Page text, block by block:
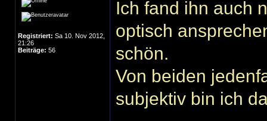
Registriert: Sa 10. Nov 2012,
21:26
Beiträge: 56
Ich fand ihn auch
optisch
schön.
Von beiden
subjektiv bin ich